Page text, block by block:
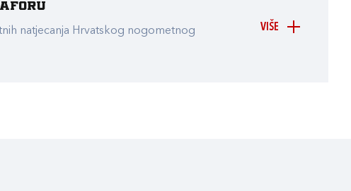
VIŠE
natjecanja Hrvatskog nogometnog